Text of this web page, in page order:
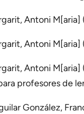
Antoni M[aria]
Antoni M[aria]
Antoni M[aria]
profesores de
González,